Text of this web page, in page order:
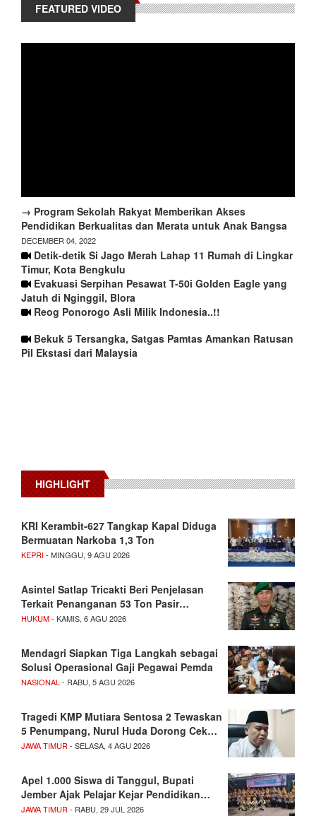
FEATURED VIDEO
→ Program Sekolah Rakyat Memberikan Akses
Pendidikan Berkualitas dan Merata untuk Anak Bangsa
DECEMBER 04, 2022
Detik-detik Si Jago Merah Lahap 11 Rumah di Lingkar
Timur, Kota Bengkulu
Evakuasi Serpihan Pesawat T-50i Golden Eagle yang
Jatuh di Nginggil, Blora
Reog Ponorogo Asli Milik Indonesia..!!
Bekuk 5 Tersangka, Satgas Pamtas Amankan Ratusan
Pil Ekstasi dari Malaysia
HIGHLIGHT
KRI Kerambit-627 Tangkap Kapal Diduga
Bermuatan Narkoba 1,3 Ton
KEPRI- MINGGU, 9 AGU 2026
Asintel Satlap Tricakti Beri Penjelasan
Terkait Penanganan 53 Ton Pasir…
HUKUM- KAMIS, 6 AGU 2026
Mendagri Siapkan Tiga Langkah sebagai
Solusi Operasional Gaji Pegawai Pemda
NASIONAL - RABU, 5 AGU 2026
Tragedi KMP Mutiara Sentosa 2 Tewaskan
5 Penumpang, Nurul Huda Dorong Cek…
JAWA TIMUR - SELASA, 4 AGU 2026
Apel 1.000 Siswa di Tanggul, Bupati
Jember Ajak Pelajar Kejar Pendidikan…
JAWA TIMUR - RABU, 29 JUL 2026